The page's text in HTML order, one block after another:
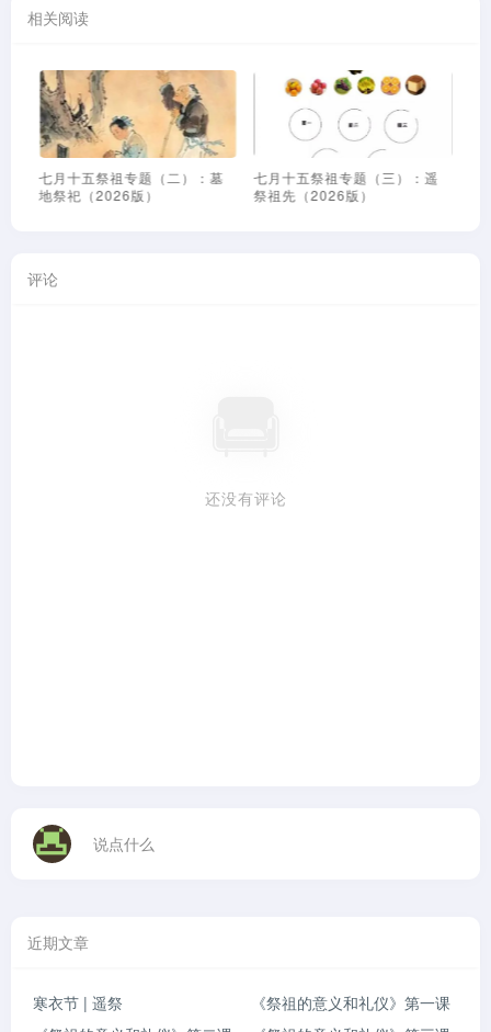
相关阅读
七月十五祭祖专题（二）：墓
地祭祀（2026版）
七月十五祭祖专题（三）：遥
祭祖先（2026版）
评论
还没有评论
说点什么
近期文章
寒衣节 | 遥祭
《祭祖的意义和礼仪》第一课